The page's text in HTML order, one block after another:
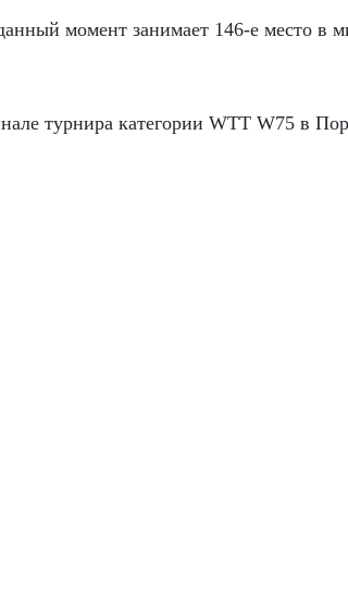
момент занимает 146-е место в
турнира категории WTT W75 в